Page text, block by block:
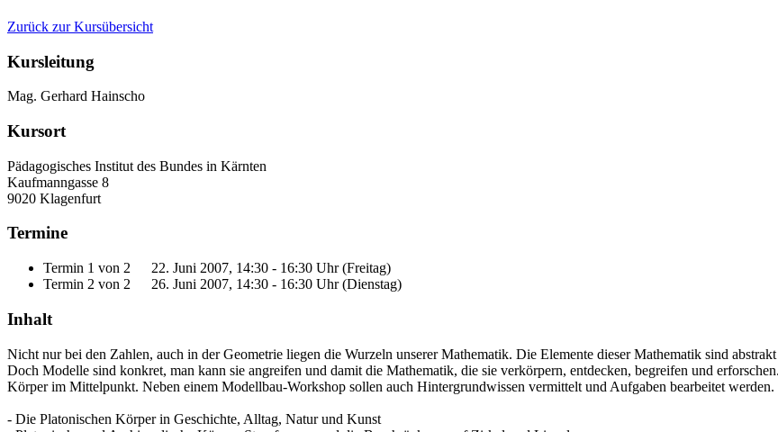
Zurück zur Kursübersicht
Kursleitung
Mag. Gerhard Hainscho
Kursort
Pädagogisches Institut des Bundes in Kärnten
Kaufmanngasse 8
9020 Klagenfurt
Termine
Termin 1 von 2
22. Juni 2007, 14:30 - 16:30 Uhr (Freitag)
Termin 2 von 2
26. Juni 2007, 14:30 - 16:30 Uhr (Dienstag)
Inhalt
Nicht nur bei den Zahlen, auch in der Geometrie liegen die Wurzeln unserer Mathematik. Die Elemente dieser Mathematik sind
Doch Modelle sind konkret, man kann sie angreifen und damit die Mathematik, die sie verkörpern, entdecken, begreifen und
Körper im Mittelpunkt. Neben einem Modellbau-Workshop sollen auch Hintergrundwissen vermittelt und Aufgaben bearbeitet werden.
- Die Platonischen Körper in Geschichte, Alltag, Natur und Kunst